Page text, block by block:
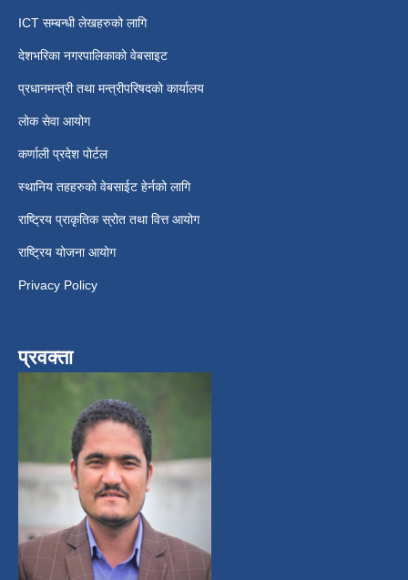
ICT सम्बन्धी लेखहरुको लागि
देशभरिका नगरपालिकाको वेबसाइट
प्रधानमन्त्री तथा मन्त्रीपरिषदको कार्यालय
लोक सेवा आयोग
कर्णाली प्रदेश पोर्टल
स्थानिय तहहरुको वेबसाईट हेर्नको लागि
राष्ट्रिय प्राकृतिक स्रोत तथा वित्त आयोग
राष्ट्रिय योजना आयोग
Privacy Policy
प्रवक्ता